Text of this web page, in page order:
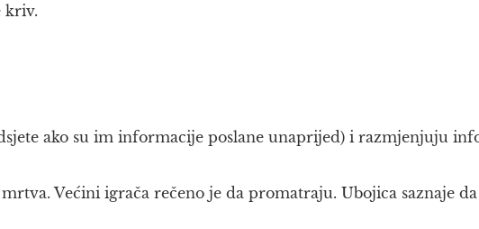
kriv.
ako su im informacije poslane unaprijed) i razmjenjuju
Većini igrača rečeno je da promatraju. Ubojica saznaje